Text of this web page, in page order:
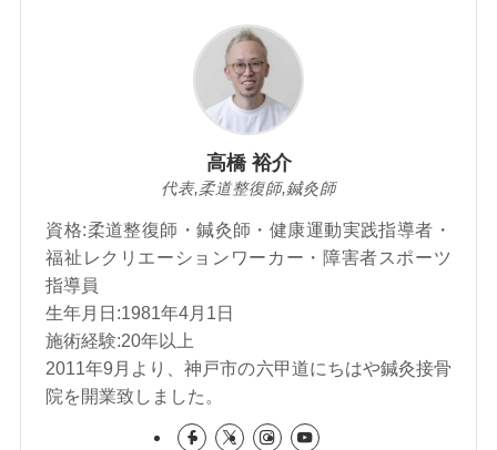
高橋 裕介
代表,柔道整復師,鍼灸師
資格:柔道整復師・鍼灸師・健康運動実践指導者・
福祉レクリエーションワーカー・障害者スポーツ
指導員
生年月日:1981年4月1日
施術経験:20年以上
2011年9月より、神戸市の六甲道にちはや鍼灸接骨
院を開業致しました。